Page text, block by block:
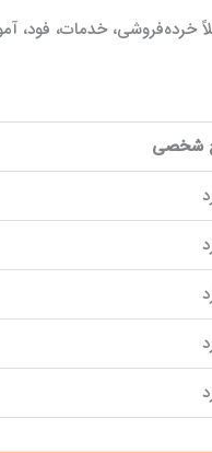
خرده‌فروشی، خدمات، فود،
شخصی